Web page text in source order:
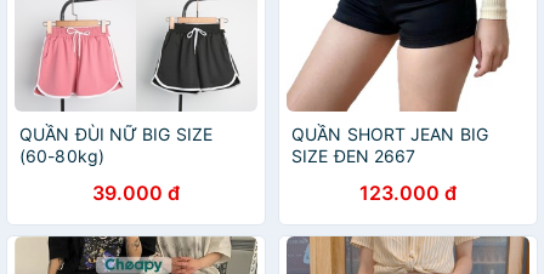
QUẦN ĐÙI NỮ BIG SIZE
(60-80kg)
39.000 đ
QUẦN SHORT JEAN BIG
SIZE ĐEN 2667
123.000 đ